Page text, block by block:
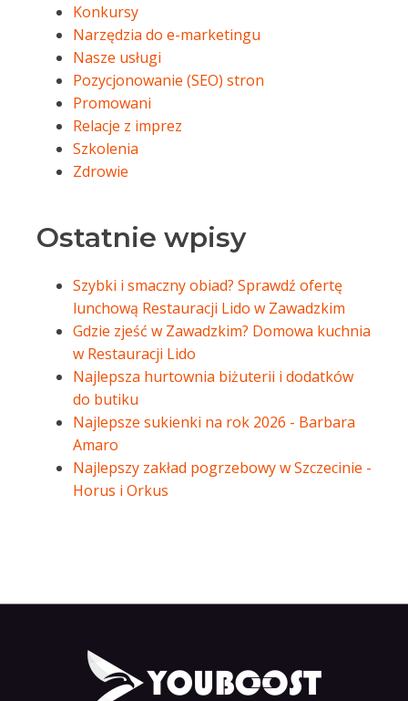
Konkursy
Narzędzia do e-marketingu
Nasze usługi
Pozycjonowanie (SEO) stron
Promowani
Relacje z imprez
Szkolenia
Zdrowie
Ostatnie wpisy
Szybki i smaczny obiad? Sprawdź ofertę
lunchową Restauracji Lido w Zawadzkim
Gdzie zjeść w Zawadzkim? Domowa kuchnia
w Restauracji Lido
Najlepsza hurtownia biżuterii i dodatków
do butiku
Najlepsze sukienki na rok 2026 - Barbara
Amaro
Najlepszy zakład pogrzebowy w Szczecinie -
Horus i Orkus